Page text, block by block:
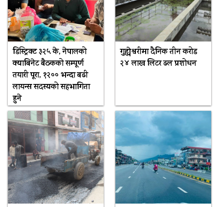
डिस्ट्रिक्ट ३२५ के, नेपालको
क्याबिनेट बैठकको सम्पूर्ण
तयारी पूरा, १२०० भन्दा बढी
लायन्स सदस्यको सहभागिता
हुने
गुह्येश्वरीमा दैनिक तीन करोड
२४ लाख लिटर ढल प्रशोधन